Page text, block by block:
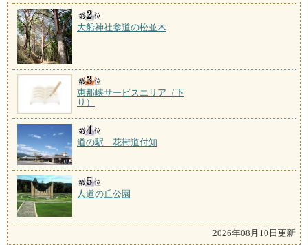
大船神社参道の松並木
恵那峡サービスエリア（下
り）
道の駅 花街道付知
人道の丘公園
2026年08月10日更新